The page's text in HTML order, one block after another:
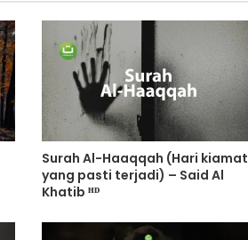
Surah Al-Haaqqah (Hari kiamat
yang pasti terjadi) – Said Al
Khatib ᴴᴰ